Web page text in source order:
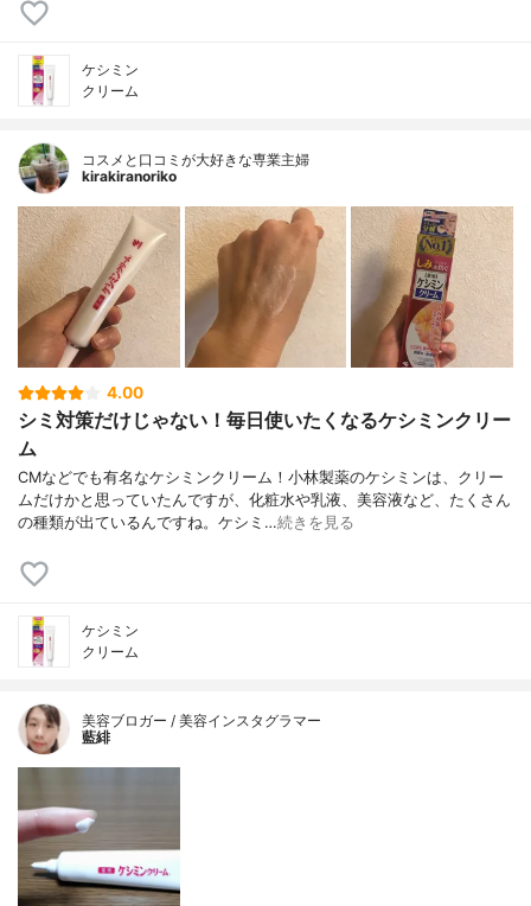
ケシミン
クリーム
コスメと口コミが大好きな専業主婦
kirakiranoriko
4.00
シミ対策だけじゃない！毎日使いたくなるケシミンクリー
ム
CMなどでも有名なケシミンクリーム！小林製薬のケシミンは、クリー
ムだけかと思っていたんですが、化粧水や乳液、美容液など、たくさん
の種類が出ているんですね。ケシミ…続きを見る
ケシミン
クリーム
美容ブロガー / 美容インスタグラマー
藍緋